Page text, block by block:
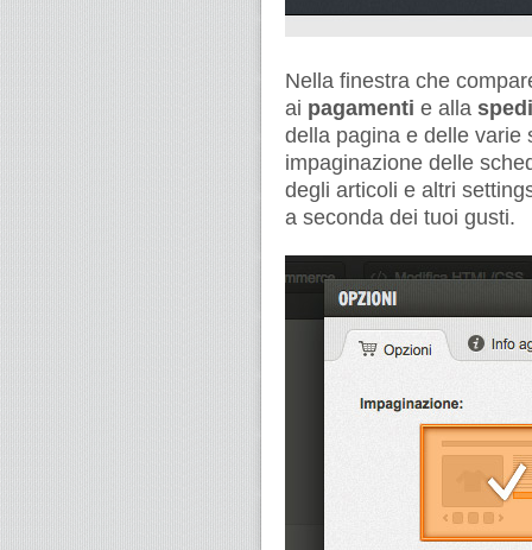
Nella finestra che
ai pagamenti e alla
della pagina e delle varie
impaginazione delle
degli articoli e altri
a seconda dei tuoi gusti.